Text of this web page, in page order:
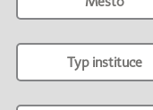
Typ instituce